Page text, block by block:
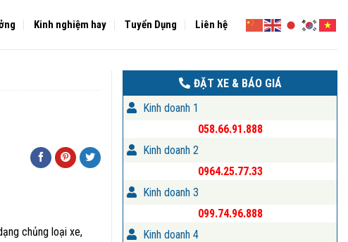
Kinh nghiệm hay Tuyển Dụng Liên hệ
chủng loại xe,
ĐẶT XE & BÁO GIÁ
Kinh doanh 1
058.66.91.888
Kinh doanh 2
0964.25.77.33
Kinh doanh 3
099.74.96.888
Kinh doanh 4